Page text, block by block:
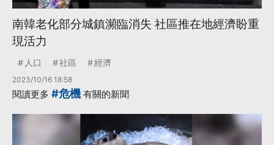
南韓老化部分城鎮瀕臨消失 社區推在地經濟盼重
現活力
人口 社區 經濟
2023/10/16 18:58
閱讀更多 #危機 有關的新聞